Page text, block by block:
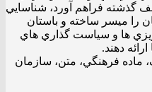
گذشته فراهم آورد، شناسايي
را ميسر ساخته و باستان
ريزي ها و سياست گذاري هاي
دهند.
ماده فرهنگي، متن، سازمان